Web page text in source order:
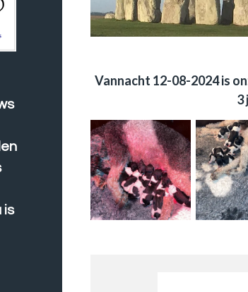
Vannacht 12-08-2024 is
3
is